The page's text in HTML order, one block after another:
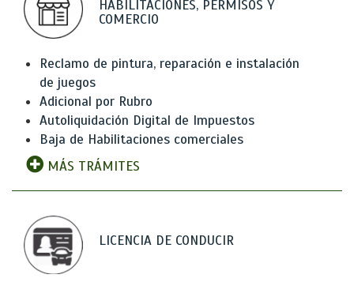
HABILITACIONES, PERMISOS Y
COMERCIO
Reclamo de pintura, reparación e instalación
de juegos
Adicional por Rubro
Autoliquidación Digital de Impuestos
Baja de Habilitaciones comerciales
MÁS TRÁMITES
LICENCIA DE CONDUCIR